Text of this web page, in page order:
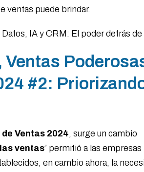
ventas puede brindar.
IA y CRM: El poder detrás de
Ventas
#2:
Ventas 2024, surge un cambio
ventas” permitió a las empresas
en cambio ahora, la